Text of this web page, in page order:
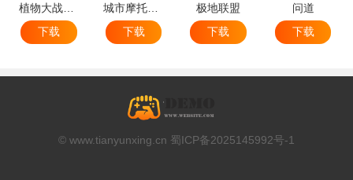
植物大战僵尸杂交重制版手机版
下载
下载
极地联盟
下载
问道
下载
© www.tianyunxing.cn 蜀ICP备2025145992号-1